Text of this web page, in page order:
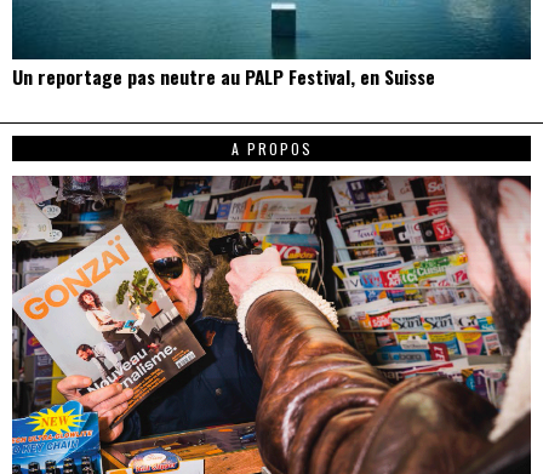
Un reportage pas neutre au PALP Festival, en Suisse
A PROPOS